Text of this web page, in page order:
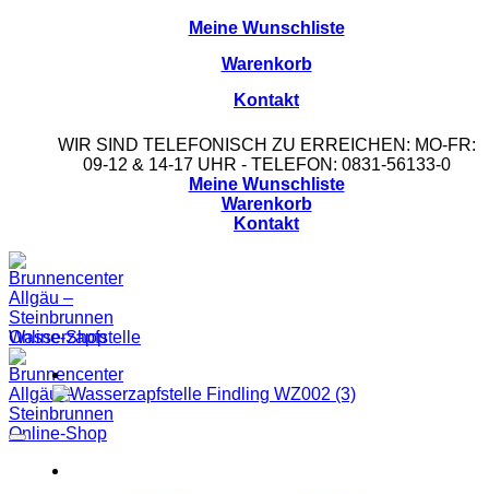
Meine Wunschliste
Warenkorb
Kontakt
WIR SIND TELEFONISCH ZU ERREICHEN: MO-FR:
09-12 & 14-17 UHR - TELEFON: 0831-56133-0
Meine Wunschliste
Warenkorb
Kontakt
Wasserzapfstelle